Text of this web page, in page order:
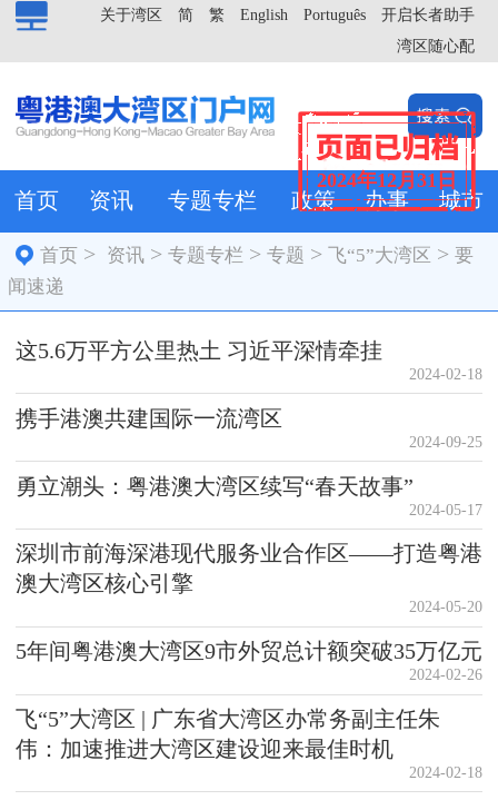
2024年12月31日
开启长者助手
Português
English
繁
简
关于湾区
湾区随心配
首页 资讯 专题专栏 政策 办事 城市
首页 > 资讯 >专题专栏 >专题 >飞“5”大湾区 >要
闻速递
这5.6万平方公里热土 习近平深情牵挂
2024-02-18
携手港澳共建国际一流湾区
2024-09-25
勇立潮头：粤港澳大湾区续写“春天故事”
2024-05-17
深圳市前海深港现代服务业合作区——打造粤港
澳大湾区核心引擎
2024-05-20
5年间粤港澳大湾区9市外贸总计额突破35万亿元
2024-02-26
飞“5”大湾区 | 广东省大湾区办常务副主任朱
伟：加速推进大湾区建设迎来最佳时机
2024-02-18